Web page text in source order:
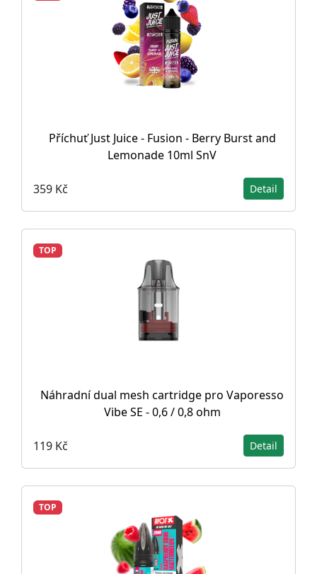
Příchuť Just Juice - Fusion - Berry Burst and
Lemonade 10ml SnV
359 Kč Detail
TOP
Náhradní dual mesh cartridge pro Vaporesso
Vibe SE - 0,6 / 0,8 ohm
119 Kč Detail
TOP